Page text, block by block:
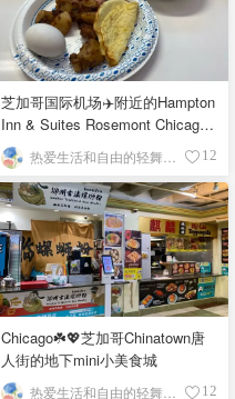
芝加哥国际机场✈️附近的Hampton
Inn & Suites Rosemont Chicago
O'Hare自助早餐
12
Chicago☘️💖芝加哥Chinatown唐
人街的地下mini小美食城
12